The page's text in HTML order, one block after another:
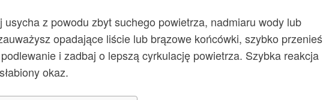
z powodu zbyt suchego powietrza, nadmiaru wody lub
opadające liście lub brązowe końcówki, szybko przenieś
i zadbaj o lepszą cyrkulację powietrza. Szybka reakcja
okaz.